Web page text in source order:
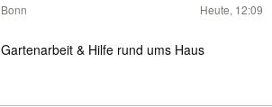
Bonn Heute, 12:09
Gartenarbeit & Hilfe rund ums Haus